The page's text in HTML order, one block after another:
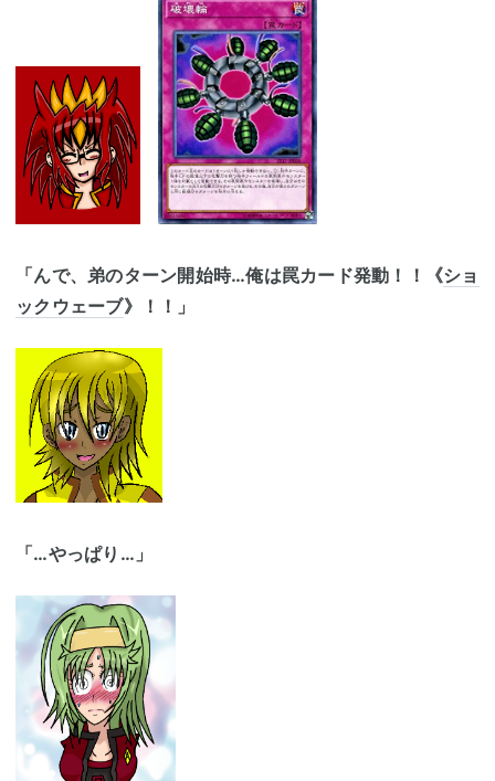
「んで、弟のターン開始時…俺は罠カード発動！！《ショ
ックウェーブ》！！」
「…やっぱり…」